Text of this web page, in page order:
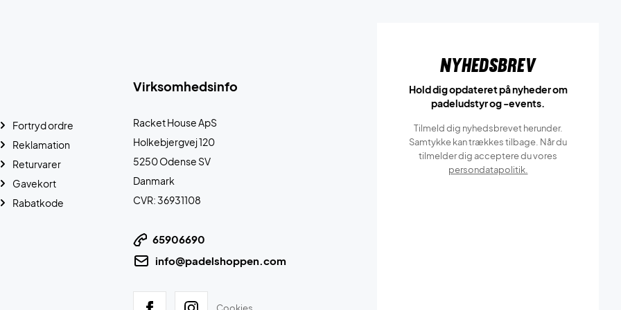
Virksomhedsinfo
Racket House ApS
Holkebjergvej 120
5250 Odense SV
Danmark
CVR: 36931108
65906690
info@padelshoppen.com
Cookies
Fortryd ordre
Reklamation
Returvarer
Gavekort
Rabatkode
Nyhedsbrev
Hold dig opdateret på nyheder om
padeludstyr og -events.
Tilmeld dig nyhedsbrevet herunder.
Samtykke kan trækkes tilbage. Når du
tilmelder dig acceptere du vores
persondatapolitik.